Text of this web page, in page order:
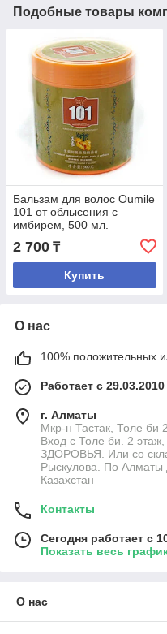
Подобные товары
Бальзам для волос Oumile
101 от облысения с
имбирем, 500 мл.
2 700 ₸
Купить
О нас
100% положительных
Работает с 29.03.2010
г. Алматы
Мкр-н Тастак, Толе
Вход с Толе би. 2
ЗДОРОВЬЯ. Или со
Рыскулова. По Алматы
Казахстан
Контакты
Сегодня работает с
Показать весь
О нас